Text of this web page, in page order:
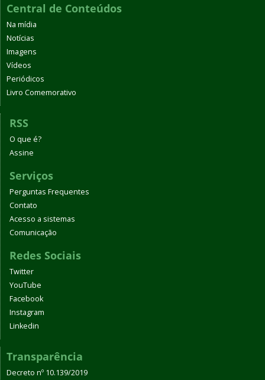
Central de Conteúdos
Na mídia
Notícias
Imagens
Vídeos
Periódicos
Livro Comemorativo
RSS
O que é?
Assine
Serviços
Perguntas Frequentes
Contato
Acesso a sistemas
Comunicação
Redes Sociais
Twitter
YouTube
Facebook
Instagram
Linkedin
Transparência
Decreto nº 10.139/2019